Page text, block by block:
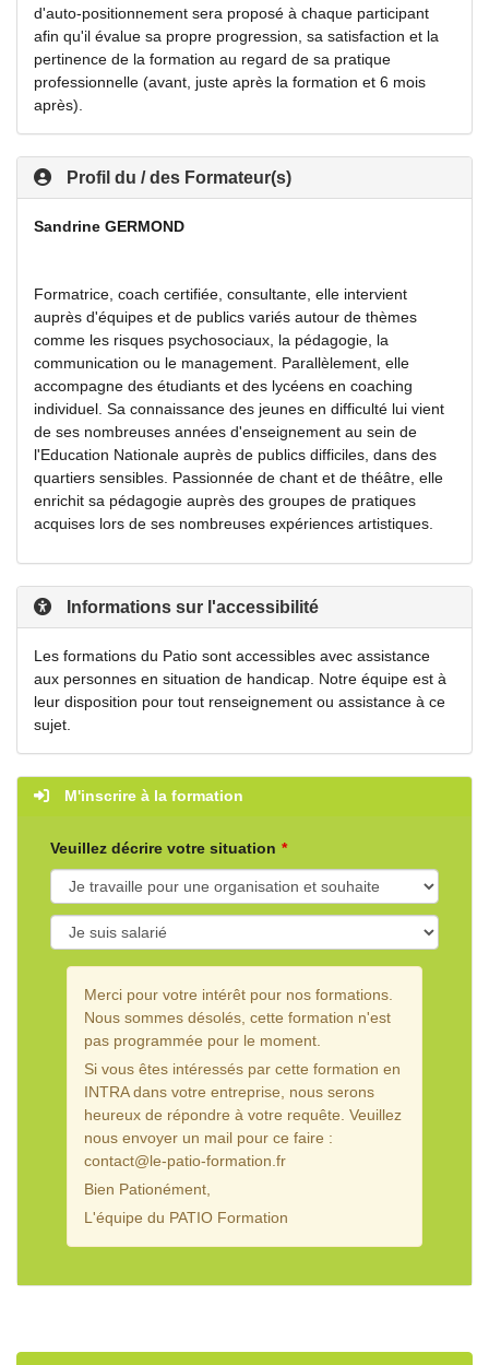
d'auto-positionnement sera proposé à chaque participant
afin qu'il évalue sa propre progression, sa satisfaction et la
pertinence de la formation au regard de sa pratique
professionnelle (avant, juste après la formation et 6 mois
après).
Profil du / des Formateur(s)
Sandrine GERMOND
Formatrice, coach certifiée, consultante, elle intervient
auprès d'équipes et de publics variés autour de thèmes
comme les risques psychosociaux, la pédagogie, la
communication ou le management. Parallèlement, elle
accompagne des étudiants et des lycéens en coaching
individuel. Sa connaissance des jeunes en difficulté lui vient
de ses nombreuses années d'enseignement au sein de
l'Education Nationale auprès de publics difficiles, dans des
quartiers sensibles. Passionnée de chant et de théâtre, elle
enrichit sa pédagogie auprès des groupes de pratiques
acquises lors de ses nombreuses expériences artistiques.
Informations sur l'accessibilité
Les formations du Patio sont accessibles avec assistance
aux personnes en situation de handicap. Notre équipe est à
leur disposition pour tout renseignement ou assistance à ce
sujet.
M'inscrire à la formation
Veuillez décrire votre situation
Merci pour votre intérêt pour nos formations.
Nous sommes désolés, cette formation n'est
pas programmée pour le moment.
Si vous êtes intéressés par cette formation en
INTRA dans votre entreprise, nous serons
heureux de répondre à votre requête. Veuillez
nous envoyer un mail pour ce faire :
contact@le-patio-formation.fr
Bien Pationément,
L'équipe du PATIO Formation